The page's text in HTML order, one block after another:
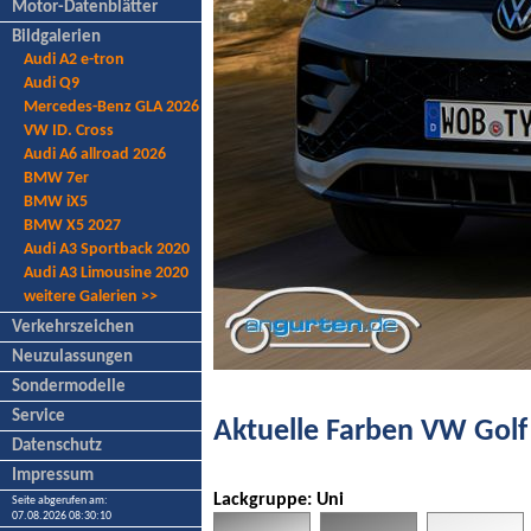
Motor-Datenblätter
Bildgalerien
Audi A2 e-tron
Audi Q9
Mercedes-Benz GLA 2026
VW ID. Cross
Audi A6 allroad 2026
BMW 7er
BMW iX5
BMW X5 2027
Audi A3 Sportback 2020
Audi A3 Limousine 2020
weitere Galerien >>
Verkehrszeichen
Neuzulassungen
Sondermodelle
Service
Datenschutz
Impressum
Seite abgerufen am:
07.08.2026 08:30:10
Aktuelle Farben VW
Lackgruppe: Uni